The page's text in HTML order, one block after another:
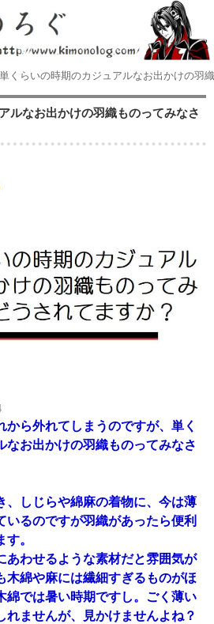
単くらいの時期のカジュアルなお出かけの羽
ルなお出かけの羽織ものってみなさ
から外れてしまうのですが、単く
なお出かけの羽織ものってみなさ
、しじらや綿麻の着物に、今は薄
いるのですが羽織があったら便利
。
あわせるような素材だと雰囲気が
木綿や麻には繊細すぎるものがほ
綿では暑い時期ですし。ごく薄い
れませんが、見かけませんよね？